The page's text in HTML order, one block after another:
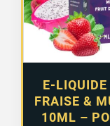
E-
FRAISE &
10ML –